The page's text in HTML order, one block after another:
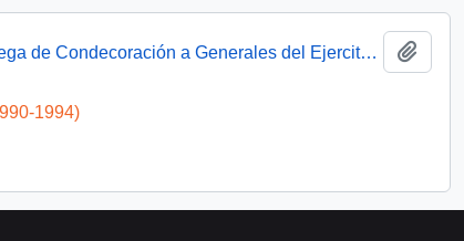
Presidente Aylwin asiste a ceremonia de entrega de Condecoración a Generales del Ejercito : video
1994)